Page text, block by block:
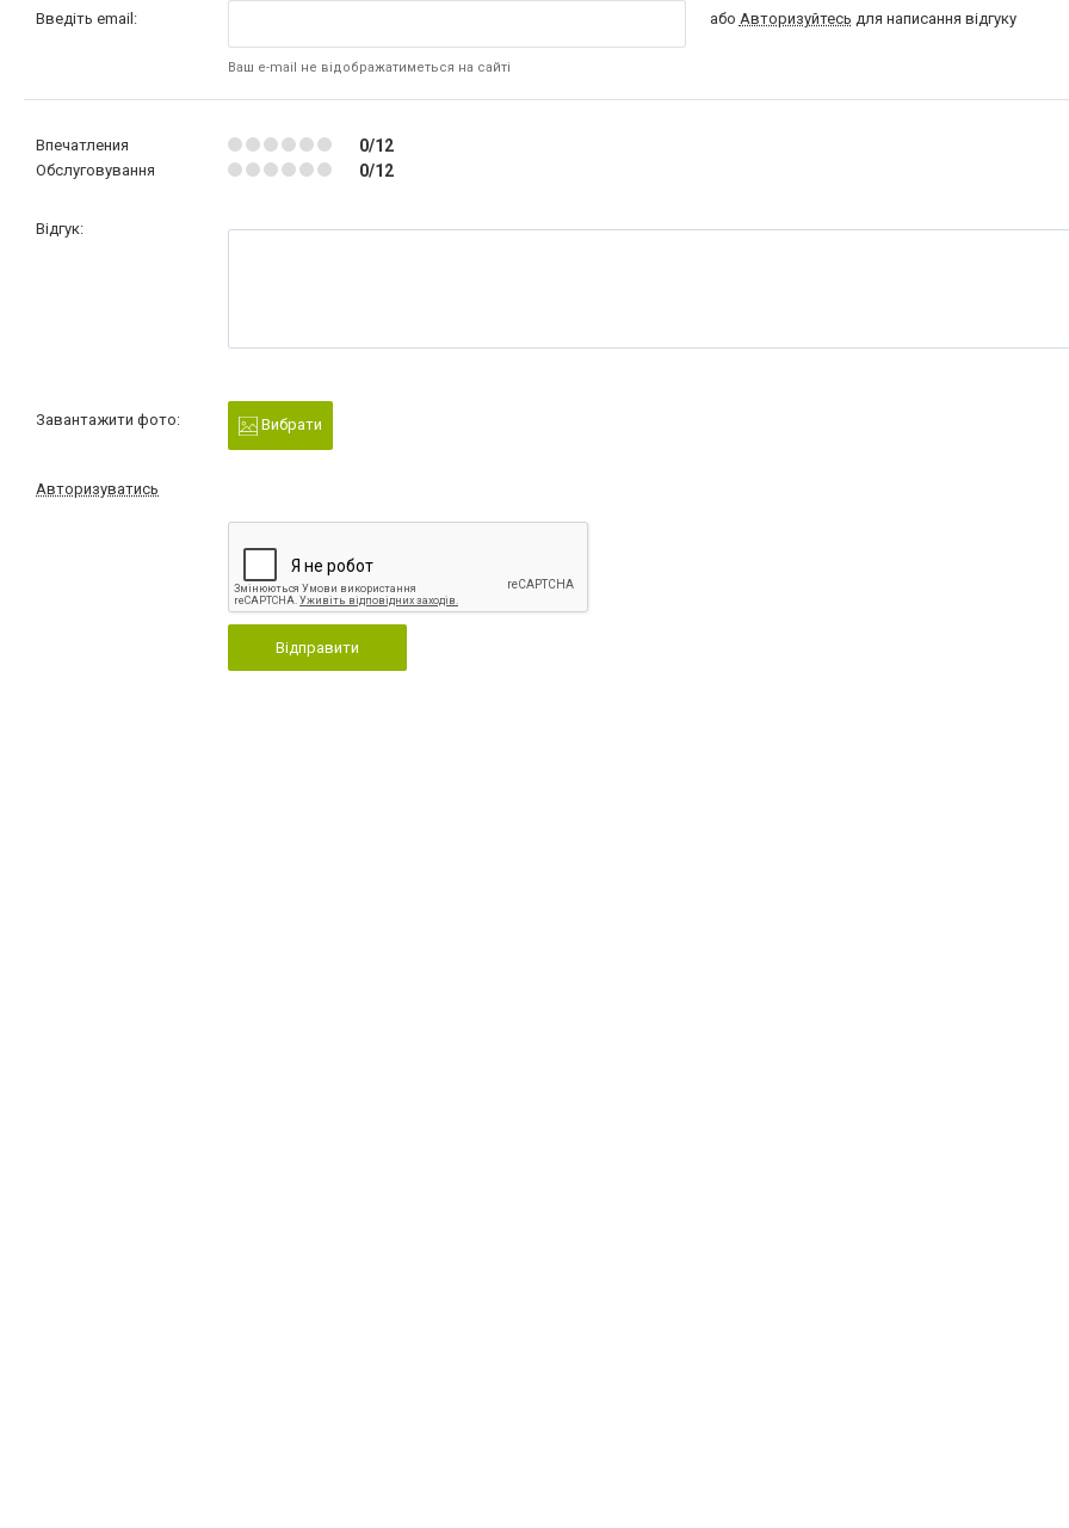
Введіть email:
Ваш e-mail не відображатиметься на сайті
або Авторизуйтесь для написання відгуку
Впечатления 0/12
Обслуговування 0/12
Відгук:
Завантажити фото: Вибрати
Авторизуватись
Відправити